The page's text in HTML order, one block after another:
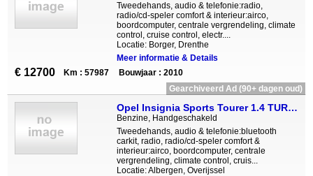
Tweedehands, audio & telefonie:radio,
radio/cd-speler comfort & interieur:airco,
boordcomputer, centrale vergrendeling, climate
control, cruise control, electr....
Locatie: Borger, Drenthe
Meer informatie & Details
€ 12700 Km : 57987
Bouwjaar : 2010
Gearchiveerd Ad (90+ dagen oud)
Opel Insignia Sports Tourer 1.4 TURBO ECOFLEX EDITION
Benzine, Handgeschakeld
Tweedehands, audio & telefonie:bluetooth
carkit, radio, radio/cd-speler comfort &
interieur:airco, boordcomputer, centrale
vergrendeling, climate control, cruis...
Locatie: Albergen, Overijssel